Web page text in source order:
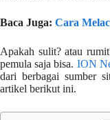
Baca Juga: Cara
Apakah sulit? atau
pemula saja bisa. ION
dari berbagai sumber
artikel berikut ini.